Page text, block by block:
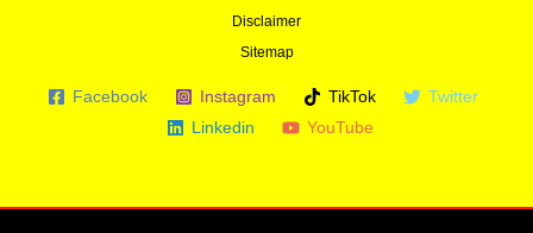
Disclaimer
Sitemap
Facebook Instagram TikTok
Twitter
Linkedin
YouTube